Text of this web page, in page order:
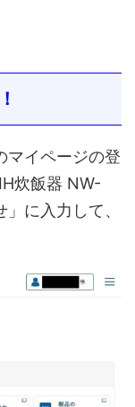
マイページの登
炊飯器 NW-
に入力して、